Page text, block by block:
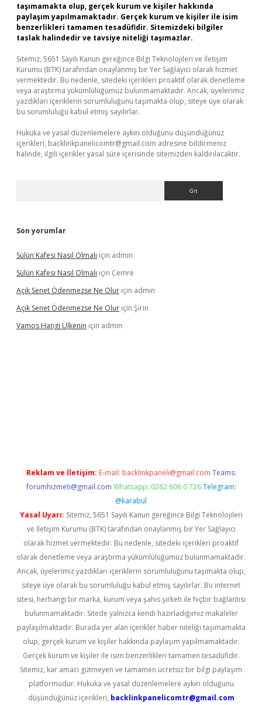
taşımamakta olup, gerçek kurum ve kişiler hakkında
paylaşım yapılmamaktadır. Gerçek kurum ve kişiler ile isim
benzerlikleri tamamen tesadüfidir. Sitemizdeki bilgiler
taslak halindedir ve tavsiye niteliği taşımazlar.
Sitemiz, 5651 Sayılı Kanun gereğince Bilgi Teknolojileri ve İletişim
Kurumu (BTK) tarafından onaylanmış bir Yer Sağlayıcı olarak hizmet
vermektedir. Bu nedenle, sitedeki içerikleri proaktif olarak denetleme
veya araştırma yükümlülüğümüz bulunmamaktadır. Ancak, üyelerimiz
yazdıkları içeriklerin sorumluluğunu taşımakta olup, siteye üye olarak
bu sorumluluğu kabul etmiş sayılırlar.
Hukuka ve yasal düzenlemelere aykırı olduğunu düşündüğünüz
içerikleri, backlinkpanelicomtr@gmail.com adresine bildirmeniz
halinde, ilgili içerikler yasal süre içerisinde sitemizden kaldırılacaktır.
Son yorumlar
Sülün Kafesi Nasıl Olmalı için admin
Sülün Kafesi Nasıl Olmalı için Cemre
Açık Senet Ödenmezse Ne Olur için admin
Açık Senet Ödenmezse Ne Olur için Şirin
Vamos Hangi Ülkenin için admin
Reklam ve İletişim: E-mail: backlinkpaneli@gmail.com Teams:
forumhizmeti@gmail.com Whatsapp: 0262 606 0 726 Telegram:
@karabul
Yasal Uyarı: Sitemiz, 5651 Sayılı Kanun gereğince Bilgi Teknolojileri
ve İletişim Kurumu (BTK) tarafından onaylanmış bir Yer Sağlayıcı
olarak hizmet vermektedir. Bu nedenle, sitedeki içerikleri proaktif
olarak denetleme veya araştırma yükümlülüğümüz bulunmamaktadır.
Ancak, üyelerimiz yazdıkları içeriklerin sorumluluğunu taşımakta olup,
siteye üye olarak bu sorumluluğu kabul etmiş sayılırlar. Bu internet
sitesi, herhangi bir marka, kurum veya şahıs şirketi ile hiçbir bağlantısı
bulunmamaktadır. Sitede yalnızca kendi hazırladığımız makaleler
paylaşılmaktadır. Burada yer alan içerikler haber niteliği taşımamakta
olup, gerçek kurum ve kişiler hakkında paylaşım yapılmamaktadır.
Gerçek kurum ve kişiler ile isim benzerlikleri tamamen tesadüfidir.
Sitemiz, kar amacı gütmeyen ve tamamen ücretsiz bir bilgi paylaşım
platformudur. Hukuka ve yasal düzenlemelere aykırı olduğunu
düşündüğünüz içerikleri, backlinkpanelicomtr@gmail.com